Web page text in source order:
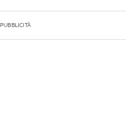
PUBBLICITÀ